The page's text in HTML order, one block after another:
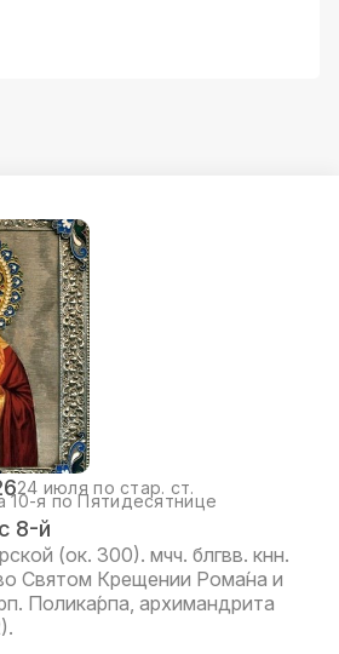
24 июля по стар. ст.
10-я по Пятидесятнице
8-й
(ок. 300). мчч. блгвв. кнн.
Святом Крещении Рома́на и
Полика́рпа, архимандрита